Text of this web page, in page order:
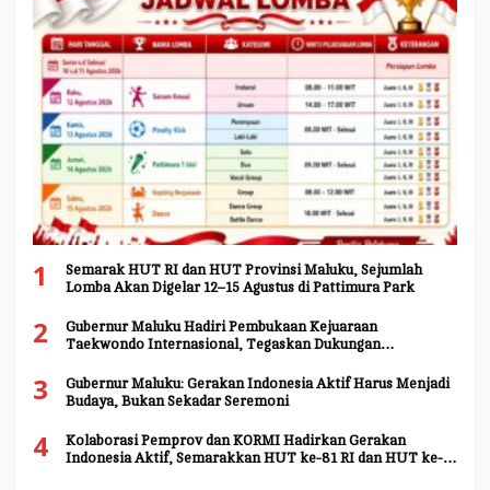
1
Semarak HUT RI dan HUT Provinsi Maluku, Sejumlah
Lomba Akan Digelar 12–15 Agustus di Pattimura Park
2
Gubernur Maluku Hadiri Pembukaan Kejuaraan
Taekwondo Internasional, Tegaskan Dukungan
3
Gubernur Maluku: Gerakan Indonesia Aktif Harus Menjadi
Budaya, Bukan Sekadar Seremoni
4
Kolaborasi Pemprov dan KORMI Hadirkan Gerakan
Indonesia Aktif, Semarakkan HUT ke-81 RI dan HUT ke-